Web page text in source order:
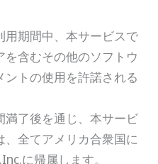
期間中、本サービスで
含むその他のソフトウ
ントの使用を許諾される
満了後を通じ、本サービ
、全てアメリカ合衆国に
に帰属します。